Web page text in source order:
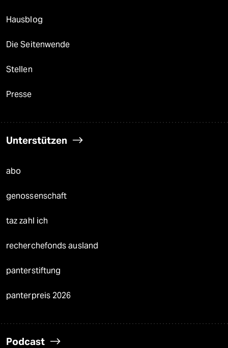
Hausblog
Die Seitenwende
Stellen
Presse
Unterstützen
abo
genossenschaft
taz zahl ich
recherchefonds ausland
panterstiftung
panterpreis 2026
Podcast